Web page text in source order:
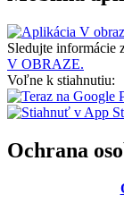
Sledujte informácie
V OBRAZE.
Voľne k stiahnutiu:
Ochrana